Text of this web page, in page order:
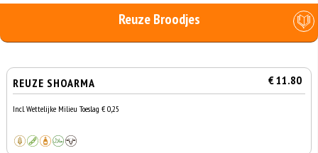
Reuze Broodjes
REUZE SHOARMA € 11.80
Incl. Wettelijke Milieu Toeslag € 0,25